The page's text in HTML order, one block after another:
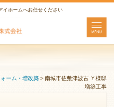
イホームへお任せください
ォーム・増改築 > 南城市佐敷津波古 Ｙ様邸
増築工事